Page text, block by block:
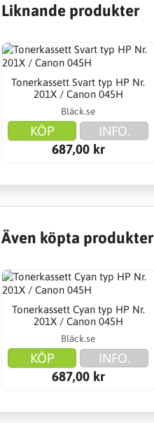
Liknande produkter
Tonerkassett Svart typ HP Nr.
201X / Canon 045H
Bläck.se
KÖP
INFO.
687,00 kr
Även köpta produkter
Tonerkassett Cyan typ HP Nr.
201X / Canon 045H
Bläck.se
KÖP
INFO.
687,00 kr